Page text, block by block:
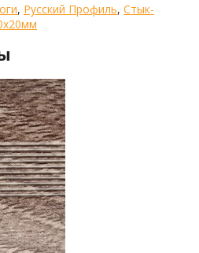
, Русский Профиль, Стык-